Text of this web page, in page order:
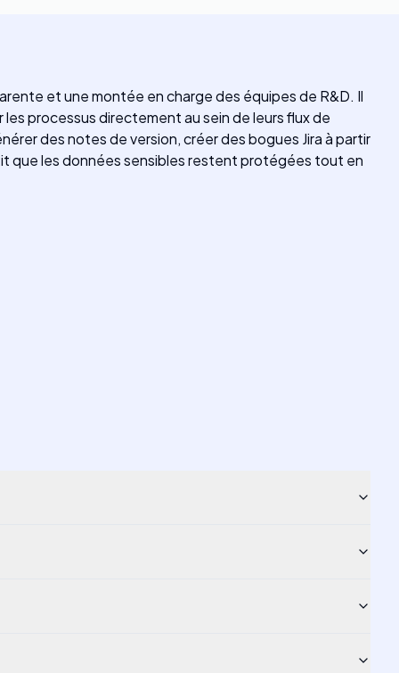
et une montée en charge des équipes de R&D. Il
processus directement au sein de leurs flux de
des notes de version, créer des bogues Jira à partir
que les données sensibles restent protégées tout en